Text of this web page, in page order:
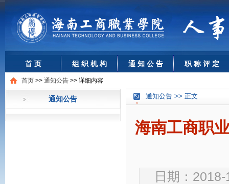
首 页 组 织 机 构 通 知 公 告 职 称 评 定
首页 >> 通知公告 >> 详细内容
通知公告 通知公告 >> 正文
海南工商职
日期：